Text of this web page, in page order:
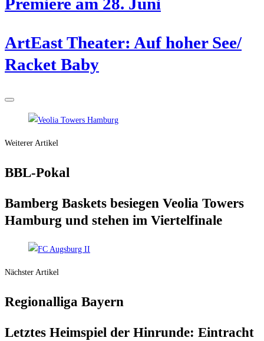
ArtE­ast Thea­ter: Auf hoher See/​
Racket Baby
Weiterer Artikel
BBL-Pokal
Bam­berg Bas­kets besie­gen Veo­lia Towers
Ham­burg und ste­hen im Viertelfinale
Nächster Artikel
Regio­nal­li­ga Bayern
Letz­tes Heim­spiel der Hin­run­de: Ein­tracht